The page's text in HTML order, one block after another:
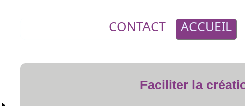
CONTACT ACCUEIL
Faciliter la